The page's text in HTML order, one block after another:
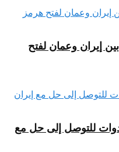
عن اتفاق لـ60 يوماً بين إيران وعمان لفتح
للتوصل إلى حل مع